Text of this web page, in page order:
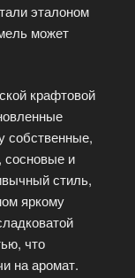
эталоном
может
крафтовой
собственные,
и
стиль,
яркому
что
на аромат.